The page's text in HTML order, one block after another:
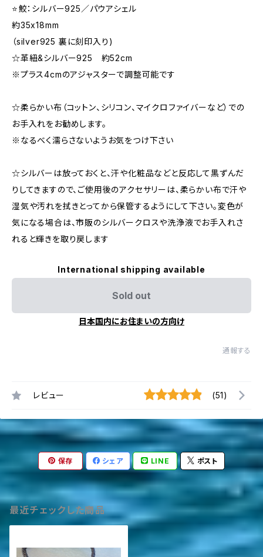
⭐️️鮫：シルバー925／パウアシェル
約35x18mm
（silver925 裏に刻印入り)
☆革紐&シルバー925 約52cm
※プラス4cmのアジャスターで調整可能です
☆柔らかい布（コットン、シリコン、マイクロファイバーなど）での
お手入れをお勧めします。
※なるべく濡らさないようお気をつけ下さい
☆シルバーは放っておくと、汗や化粧品などと反応して黒ずんだ
りしてきますので、ご使用後のアクセサリーは、柔らかい布で汗や
湿気や汚れを拭きとってから保管するようにして下さい。変色が
気になる場合は、市販のシルバークロスや洗浄液でお手入れさ
れると輝きを取り戻します
International shipping available
Sold out
日本国内にお住まいの方向け
通報する
レビュー (51)
保存 シェア LINE ポスト
最近チェックした商品